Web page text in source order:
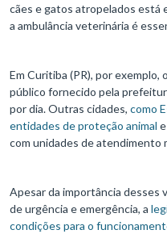
cães e gatos atropelados está
a ambulância veterinária é
Em Curitiba (PR), por exemplo, o
público fornecido pela
por dia. Outras cidades, como
entidades de proteção animal
com unidades de atendimento
Apesar da importância desses
de urgência e emergência, a
condições para o